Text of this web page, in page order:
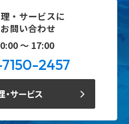
・サービスに
問い合わせ
～ 17:00
2457
・サービス